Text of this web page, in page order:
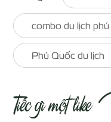
combo du lịch
Phú Quốc du lịch